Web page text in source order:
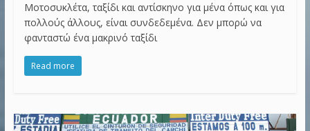
Μοτοσυκλέτα, ταξίδι και αντίσκηνο για μένα όπως και για
πολλούς άλλους, είναι συνδεδεμένα. Δεν μπορώ να
φανταστώ ένα μακρινό ταξίδι
Read more